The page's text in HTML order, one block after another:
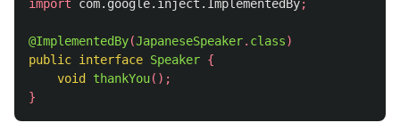
import com.google.inject.ImplementedBy;
@ImplementedBy(JapaneseSpeaker. class)
public interface Speaker {
void
thankYou();
}